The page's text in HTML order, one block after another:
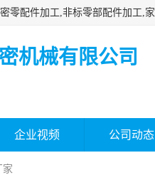
机械有限公司
企业视频 公司动态
家